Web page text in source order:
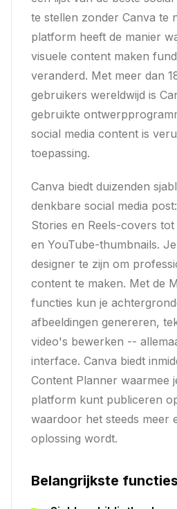
te stellen zonder Canva te
platform heeft de manier
visuele content maken
veranderd. Met meer dan
gebruikers wereldwijd is
gebruikte
social media content is
toepassing.
Canva biedt duizenden
denkbare social media
Stories en Reels-covers
en YouTube-thumbnails.
designer te zijn om
content te maken. Met de
functies kun je
afbeeldingen genereren,
video's bewerken --
interface. Canva biedt
Content Planner waarmee
platform kunt publiceren
waardoor het steeds meer
oplossing wordt.
Belangrijkste functies